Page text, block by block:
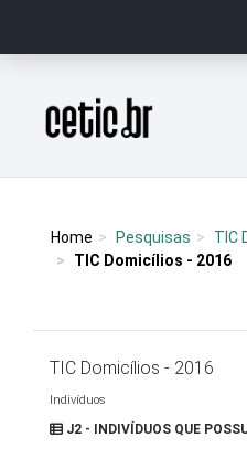
Página inicial
Home Pesquisas TIC
TIC Domicílios - 2016
TIC Domicílios - 2016
Indivíduos
J2 - INDIVÍDUOS QUE